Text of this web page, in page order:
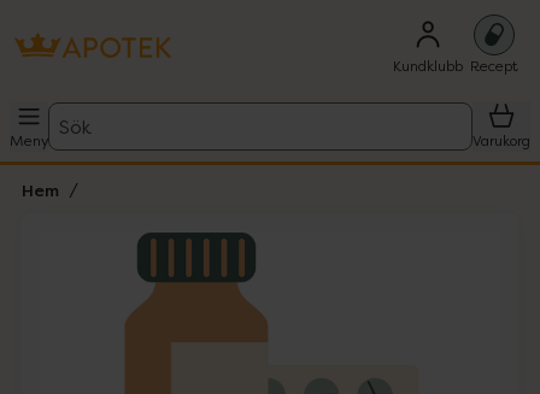
Kundklubb Recept
Meny
Sök
Varukorg
Hem
Lista: . Innehåller 1 objekt.